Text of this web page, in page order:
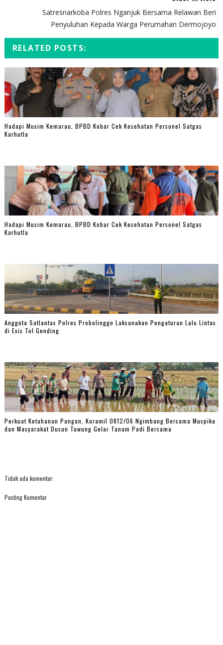
Satresnarkoba Polres Nganjuk Bersama Relawan Beri
Penyuluhan Kepada Warga Perumahan Dermojoyo
RELATED POSTS:
Hadapi Musim Kemarau, BPBD Kobar Cek Kesehatan Personel Satgas
Karhutla
Hadapi Musim Kemarau, BPBD Kobar Cek Kesehatan Personel Satgas
Karhutla
Anggota Satlantas Polres Probolinggo Laksanakan Pengaturan Lalu Lintas
di Exis Tol Gending
Perkuat Ketahanan Pangan, Koramil 0812/06 Ngimbang Bersama Muspika
dan Masyarakat Dusun Tuwung Gelar Tanam Padi Bersama
Tidak ada komentar:
Posting Komentar